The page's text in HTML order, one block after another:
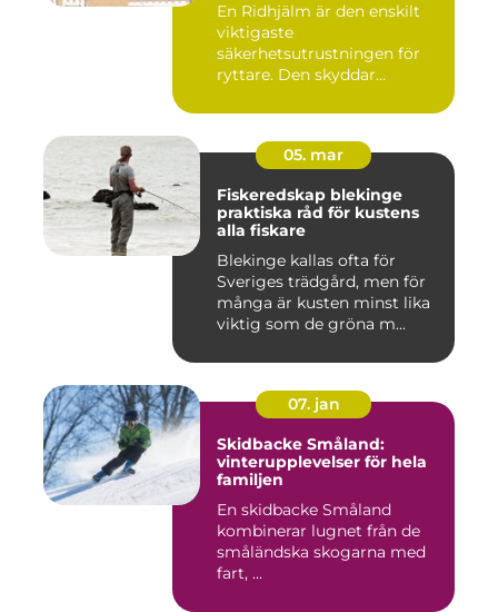
En Ridhjälm är den enskilt
viktigaste
säkerhetsutrustningen för
ryttare. Den skyddar
05. mar
Fiskeredskap blekinge
praktiska råd för kustens
alla fiskare
Blekinge kallas ofta för
Sveriges trädgård, men för
många är kusten minst lika
viktig som de gröna m...
07. jan
Skidbacke Småland:
vinterupplevelser för hela
familjen
En skidbacke Småland
kombinerar lugnet från de
småländska skogarna med
fart, ...